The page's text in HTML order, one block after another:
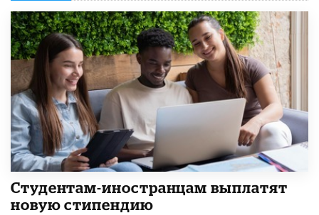
Студентам-иностранцам выплатят
новую стипендию